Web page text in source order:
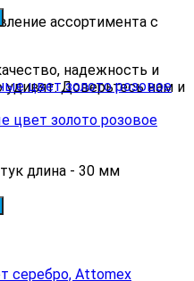
ассортимента с
надежность и
удивят. Доверьтесь нам и
цвет золото розовое
длина - 30 мм